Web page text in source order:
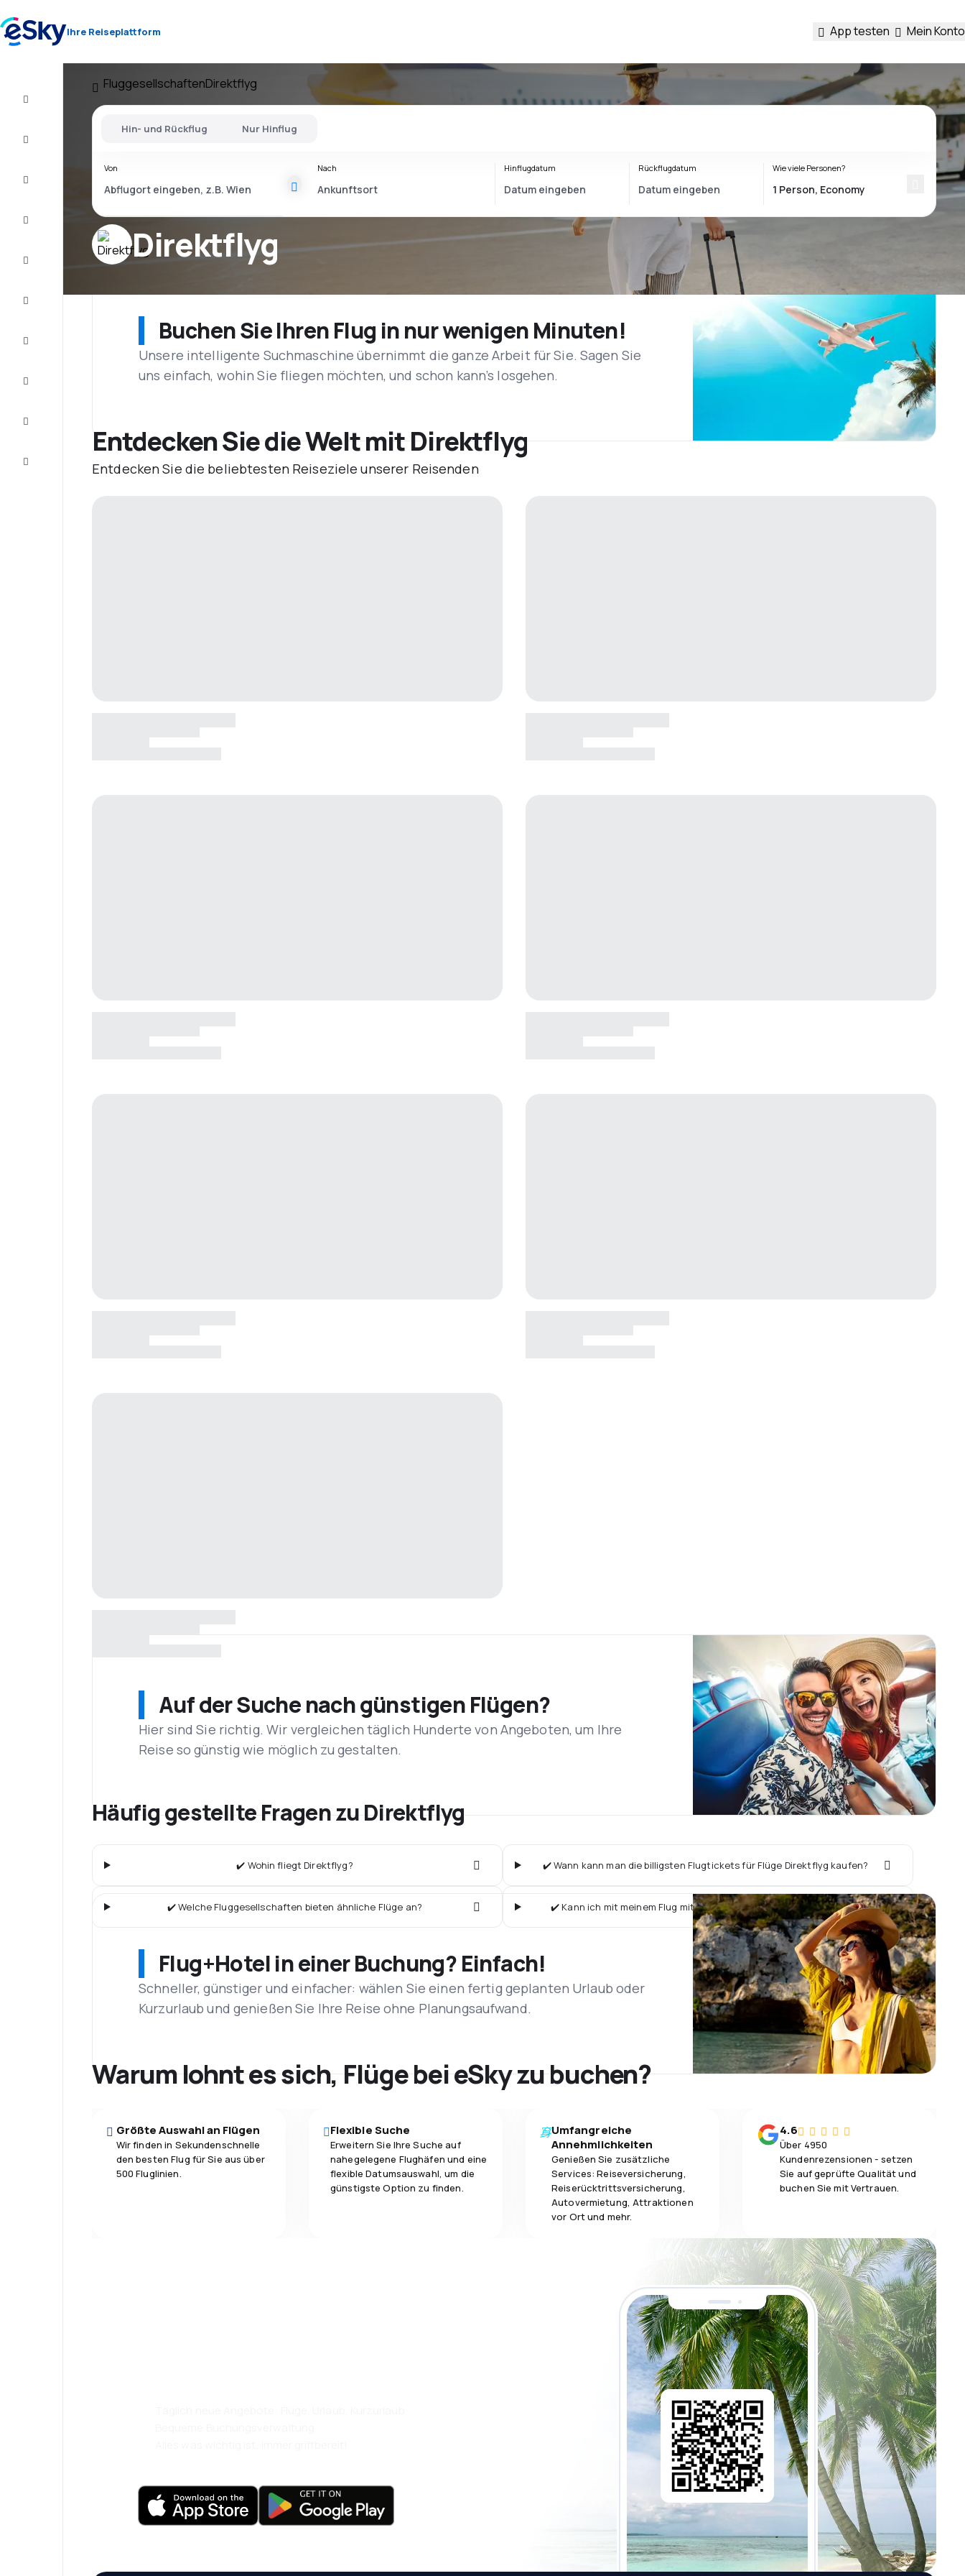
Ihre Reiseplattform App testen Mein Konto
Kundenservice
FluggesellschaftenDirektflyg
Direktflyg
Hin- und Rückflug Nur Hinflug
Von Nach Hinflugdatum Rückflugdatum Wie viele Personen?
Buchen Sie Ihren Flug in nur wenigen Minuten!
Unsere intelligente Suchmaschine übernimmt die ganze Arbeit für Sie. Sagen Sie
uns einfach, wohin Sie fliegen möchten, und schon kann’s losgehen.
Entdecken Sie die Welt mit Direktflyg
Entdecken Sie die beliebtesten Reiseziele unserer Reisenden
Auf der Suche nach günstigen Flügen?
Hier sind Sie richtig. Wir vergleichen täglich Hunderte von Angeboten, um Ihre
Reise so günstig wie möglich zu gestalten.
Häufig gestellte Fragen zu Direktflyg
✔️ Wohin fliegt Direktflyg? ✔️ Wann kann man die billigsten Flugtickets für Flüge Direktflyg kaufen?
✔️ Welche Fluggesellschaften bieten ähnliche Flüge an? ✔️ Kann ich mit meinem Flug mit Direktflyg ein Hotel vor Ort buchen?
Flug+Hotel in einer Buchung? Einfach!
Schneller, günstiger und einfacher: wählen Sie einen fertig geplanten Urlaub oder
Kurzurlaub und genießen Sie Ihre Reise ohne Planungsaufwand.
Warum lohnt es sich, Flüge bei eSky zu buchen?
Größte Auswahl an Flügen
Wir finden in Sekundenschnelle
den besten Flug für Sie aus über
500 Fluglinien.
Flexible Suche
Erweitern Sie Ihre Suche auf
nahegelegene Flughäfen und eine
flexible Datumsauswahl, um die
günstigste Option zu finden.
Umfangreiche
Annehmlichkeiten
Genießen Sie zusätzliche
Services: Reiseversicherung,
Reiserücktrittsversicherung,
Autovermietung, Attraktionen
vor Ort und mehr.
4.6
Über 4950
Kundenrezensionen - setzen
Sie auf geprüfte Qualität und
buchen Sie mit Vertrauen.